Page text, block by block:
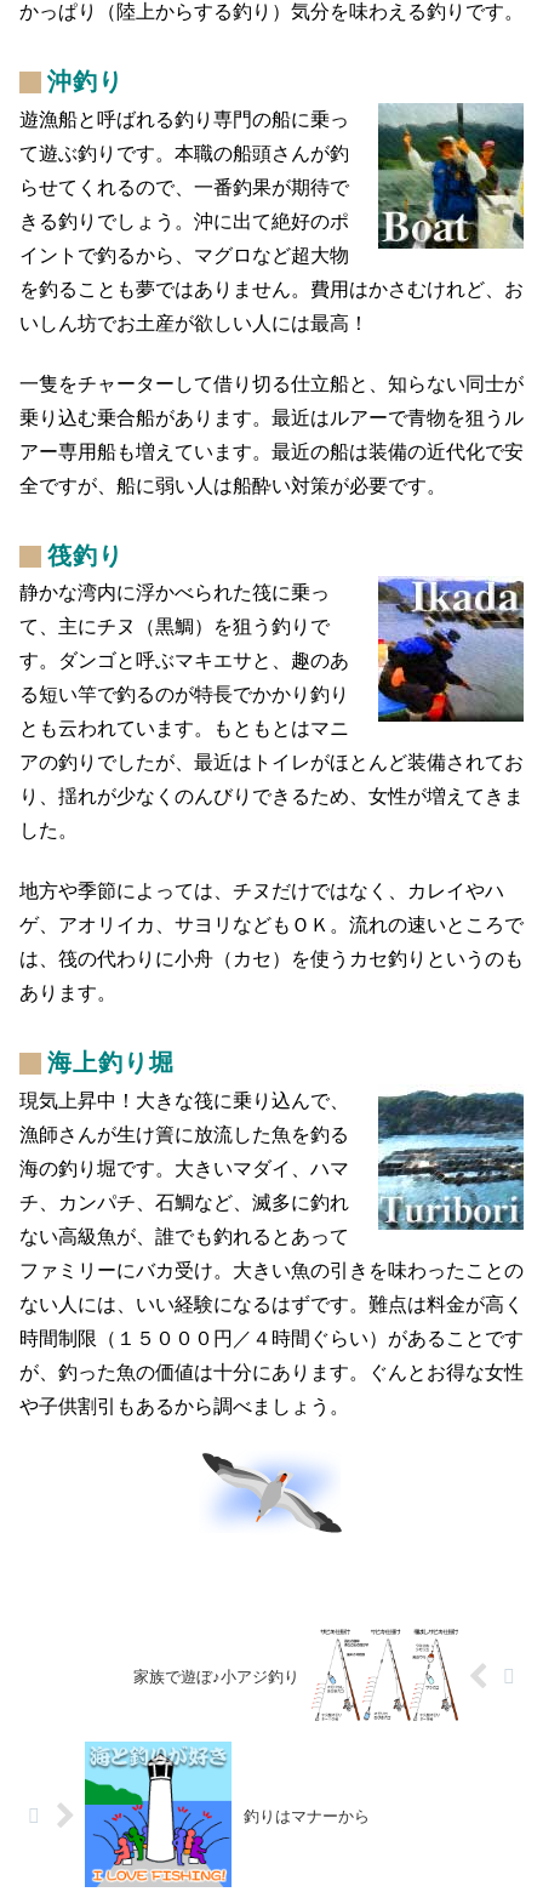
かっぱり（陸上からする釣り）気分を味わえる釣りです。
沖釣り
遊漁船と呼ばれる釣り専門の船に乗っ
て遊ぶ釣りです。本職の船頭さんが釣
らせてくれるので、一番釣果が期待で
きる釣りでしょう。沖に出て絶好のポ
イントで釣るから、マグロなど超大物
を釣ることも夢ではありません。費用はかさむけれど、お
いしん坊でお土産が欲しい人には最高！
一隻をチャーターして借り切る仕立船と、知らない同士が
乗り込む乗合船があります。最近はルアーで青物を狙うル
アー専用船も増えています。最近の船は装備の近代化で安
全ですが、船に弱い人は船酔い対策が必要です。
筏釣り
静かな湾内に浮かべられた筏に乗っ
て、主にチヌ（黒鯛）を狙う釣りで
す。ダンゴと呼ぶマキエサと、趣のあ
る短い竿で釣るのが特長でかかり釣り
とも云われています。もともとはマニ
アの釣りでしたが、最近はトイレがほとんど装備されてお
り、揺れが少なくのんびりできるため、女性が増えてきま
した。
地方や季節によっては、チヌだけではなく、カレイやハ
ゲ、アオリイカ、サヨリなどもＯＫ。流れの速いところで
は、筏の代わりに小舟（カセ）を使うカセ釣りというのも
あります。
海上釣り堀
現気上昇中！大きな筏に乗り込んで、
漁師さんが生け簀に放流した魚を釣る
海の釣り堀です。大きいマダイ、ハマ
チ、カンパチ、石鯛など、滅多に釣れ
ない高級魚が、誰でも釣れるとあって
ファミリーにバカ受け。大きい魚の引きを味わったことの
ない人には、いい経験になるはずです。難点は料金が高く
時間制限（１５０００円／４時間ぐらい）があることです
が、釣った魚の価値は十分にあります。ぐんとお得な女性
や子供割引もあるから調べましょう。
家族で遊ぼ♪小アジ釣り
釣りはマナーから